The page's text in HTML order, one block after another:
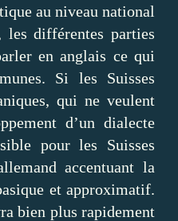
au niveau national
différentes parties
en anglais ce qui
Si les Suisses
qui ne veulent
d’un dialecte
pour les Suisses
accentuant la
et approximatif.
bien plus rapidement